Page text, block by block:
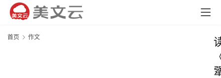
首页 作文